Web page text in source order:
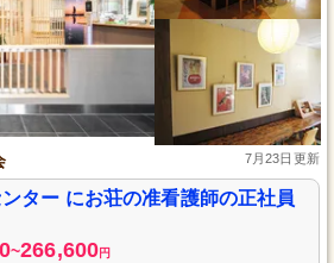
7月23日更新
ター にお荘の准看護師の正社員
~266,600円